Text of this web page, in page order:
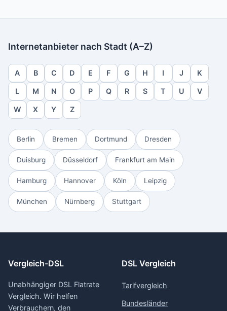
Internetanbieter nach Stadt (A–Z)
A B C D E F G H I J K
L M N O P Q R S T U V
W X Y Z
Berlin Bremen Dortmund Dresden
Duisburg Düsseldorf Frankfurt am Main
Hamburg Hannover Köln Leipzig
München Nürnberg Stuttgart
Vergleich-DSL
Unabhängiger DSL Flatrate
Vergleich. Wir helfen
Verbrauchern, den
DSL Vergleich
Tarifvergleich
Bundesländer